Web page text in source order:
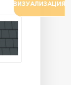
ВИЗУАЛИЗАЦИЯ